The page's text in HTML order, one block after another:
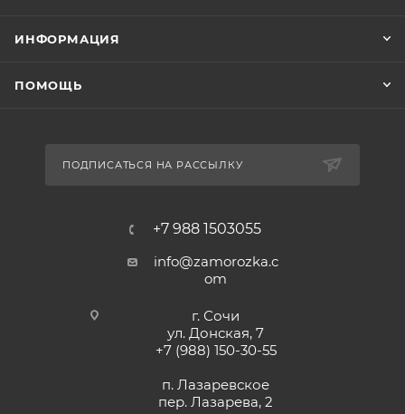
ИНФОРМАЦИЯ
ПОМОЩЬ
ПОДПИСАТЬСЯ НА РАССЫЛКУ
+7 988 1503055
info@zamorozka.c
om
г. Сочи
ул. Донская, 7
+7 (988) 150-30-55
п. Лазаревское
пер. Лазарева, 2